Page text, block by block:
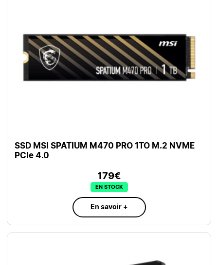
SSD MSI SPATIUM M470 PRO 1TO M.2 NVME
PCIe 4.0
179€
EN STOCK
En savoir +